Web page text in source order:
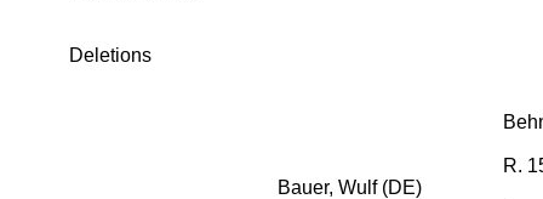
Deletions
Bauer, Wulf (DE)
R.